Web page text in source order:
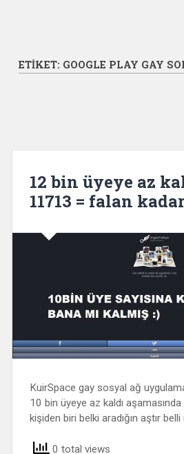
ETIKET: GOOGLE PLAY GAY
12 bin üyeye az
11713 = falan
KuirSpace gay sosyal ağ
10 bin üyeye az kaldı aşamasında
kişiden biri belki aradığın aştır
0 total views